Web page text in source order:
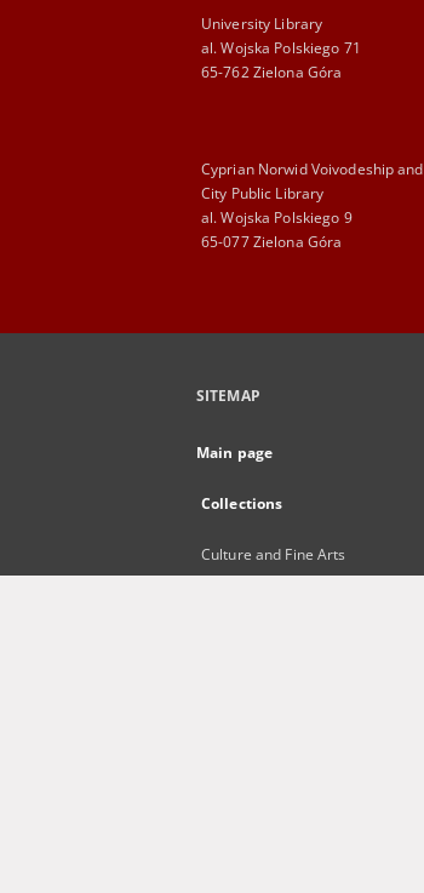
University Library
al. Wojska Polskiego 71
65-762 Zielona Góra
Cyprian Norwid Voivodeship and
City Public Library
al. Wojska Polskiego 9
65-077 Zielona Góra
SITEMAP
Main page
Collections
Culture and Fine Arts